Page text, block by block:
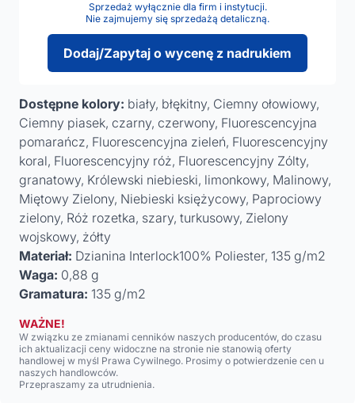
Sprzedaż wyłącznie dla firm i instytucji.
Nie zajmujemy się sprzedażą detaliczną.
Dodaj/Zapytaj o wycenę z nadrukiem
Dostępne kolory: biały, błękitny, Ciemny ołowiowy,
Ciemny piasek, czarny, czerwony, Fluorescencyjna
pomarańcz, Fluorescencyjna zieleń, Fluorescencyjny
koral, Fluorescencyjny róż, Fluorescencyjny Zólty,
granatowy, Królewski niebieski, limonkowy, Malinowy,
Miętowy Zielony, Niebieski księżycowy, Paprociowy
zielony, Róż rozetka, szary, turkusowy, Zielony
wojskowy, żółty
Materiał: Dzianina Interlock100% Poliester, 135 g/m2
Waga: 0,88 g
Gramatura: 135 g/m2
WAŻNE!
W związku ze zmianami cenników naszych producentów, do czasu
ich aktualizacji ceny widoczne na stronie nie stanowią oferty
handlowej w myśl Prawa Cywilnego. Prosimy o potwierdzenie cen u
naszych handlowców.
Przepraszamy za utrudnienia.